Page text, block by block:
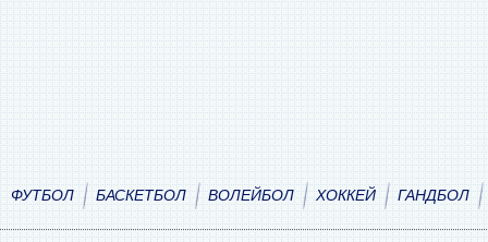
ФУТБОЛ БАСКЕТБОЛ ВОЛЕЙБОЛ ХОККЕЙ ГАНДБОЛ